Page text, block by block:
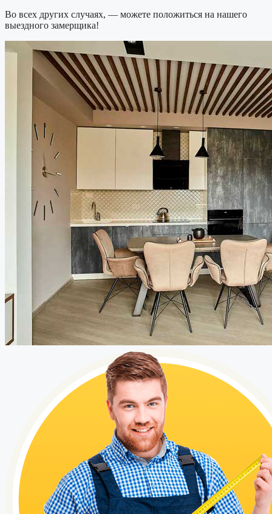
Во всех других случаях, — можете положиться на нашего
выездного замерщика!